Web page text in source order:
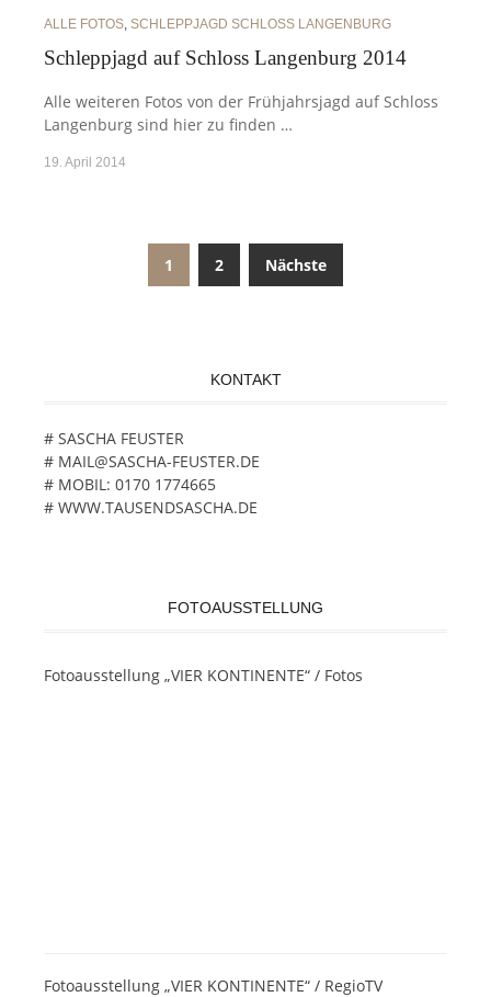
ALLE FOTOS SCHLEPPJAGD SCHLOSS LANGENBURG
Schleppjagd auf Schloss Langenburg 2014
Alle weiteren Fotos von der Frühjahrsjagd auf Schloss
Langenburg sind hier zu finden …
19. April 2014
Beitragsnavigation
1 2 Nächste
KONTAKT
# SASCHA FEUSTER
# MAIL@SASCHA-FEUSTER.DE
# MOBIL: 0170 1774665
# WWW.TAUSENDSASCHA.DE
FOTOAUSSTELLUNG
Fotoausstellung „VIER KONTINENTE“ / Fotos
Fotoausstellung „VIER KONTINENTE“ / RegioTV